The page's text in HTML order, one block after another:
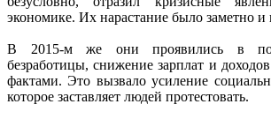
экономике. Их нарастание было заметно и
В 2015-м же они проявились в
безработицы, снижение зарплат и
фактами. Это вызвало усиление
которое заставляет людей протестовать.